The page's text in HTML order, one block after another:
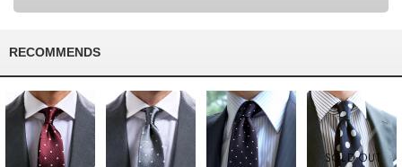
RECOMMENDS